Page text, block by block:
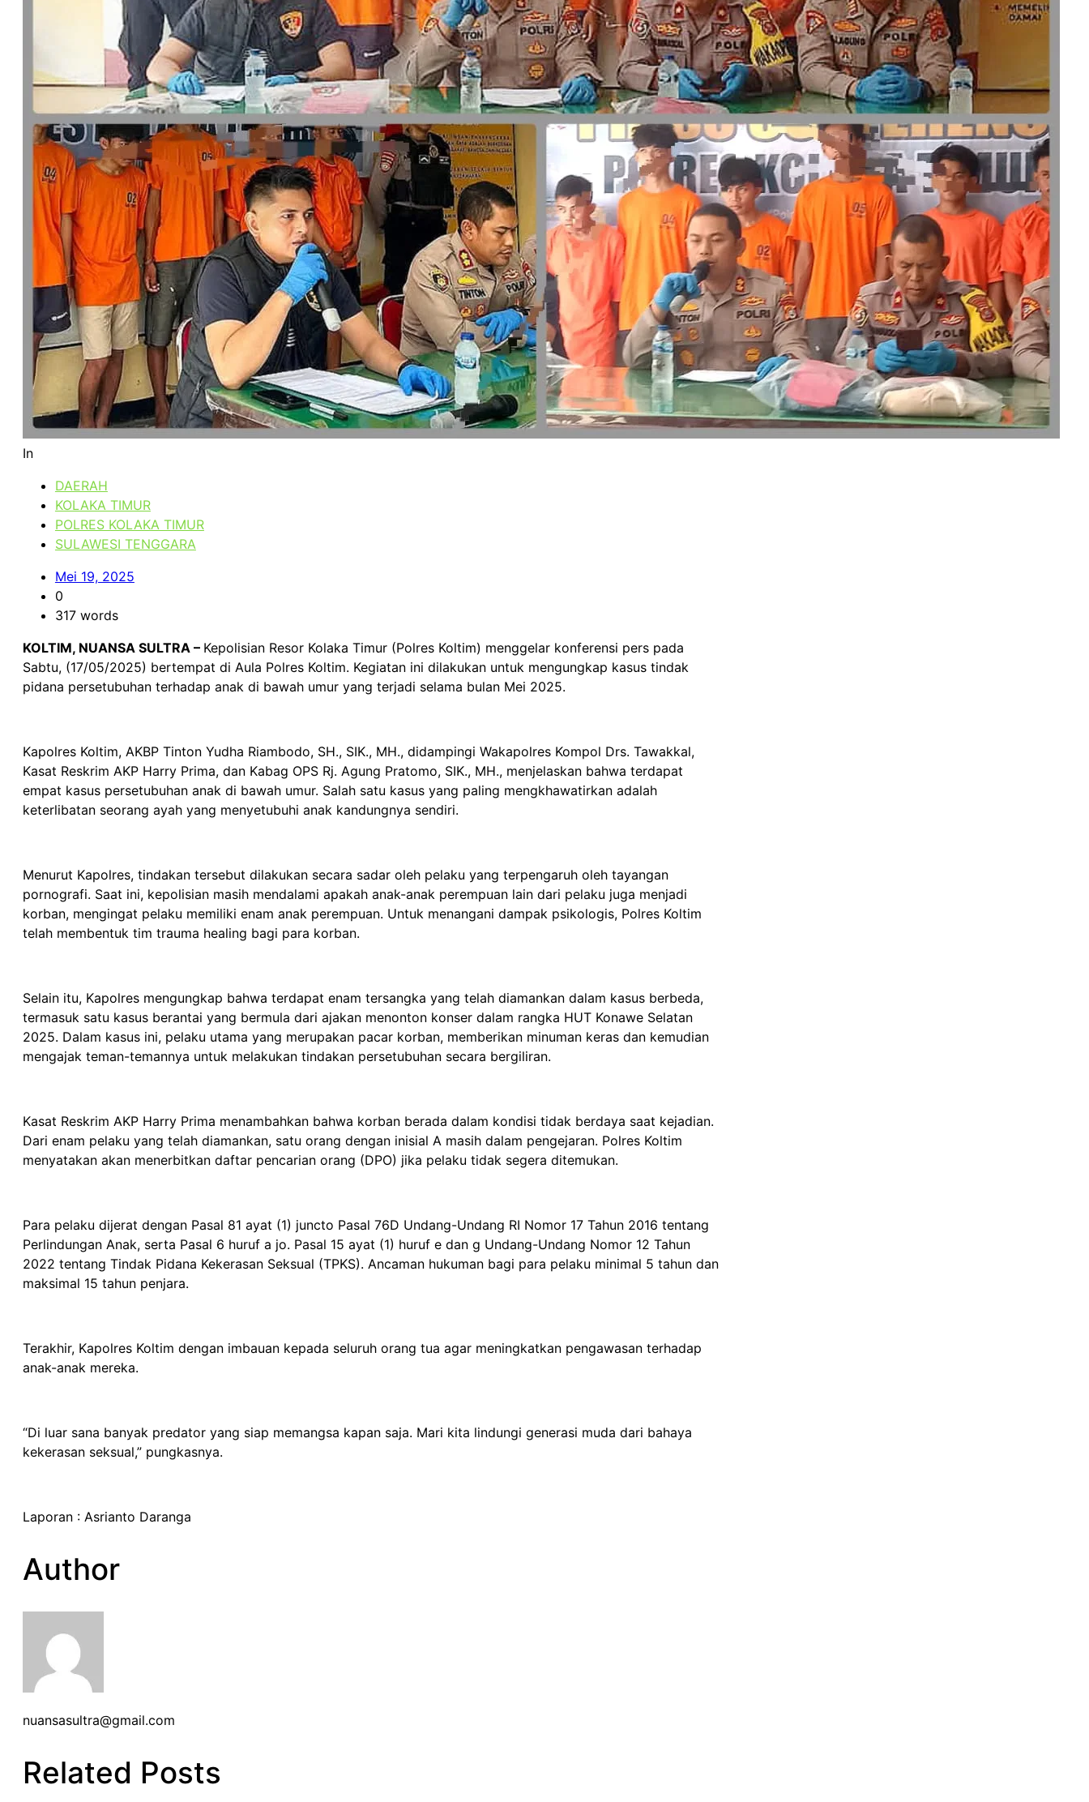
In
DAERAH
KOLAKA TIMUR
POLRES KOLAKA TIMUR
SULAWESI TENGGARA
Mei 19, 2025
0
317 words
KOLTIM, NUANSA SULTRA – Kepolisian Resor Kolaka Timur (Polres Koltim) menggelar konferensi pers pada
Sabtu, (17/05/2025) bertempat di Aula Polres Koltim. Kegiatan ini dilakukan untuk mengungkap kasus tindak
pidana persetubuhan terhadap anak di bawah umur yang terjadi selama bulan Mei 2025.
Kapolres Koltim, AKBP Tinton Yudha Riambodo, SH., SIK., MH., didampingi Wakapolres Kompol Drs. Tawakkal,
Kasat Reskrim AKP Harry Prima, dan Kabag OPS Rj. Agung Pratomo, SIK., MH., menjelaskan bahwa terdapat
empat kasus persetubuhan anak di bawah umur. Salah satu kasus yang paling mengkhawatirkan adalah
keterlibatan seorang ayah yang menyetubuhi anak kandungnya sendiri.
Menurut Kapolres, tindakan tersebut dilakukan secara sadar oleh pelaku yang terpengaruh oleh tayangan
pornografi. Saat ini, kepolisian masih mendalami apakah anak-anak perempuan lain dari pelaku juga menjadi
korban, mengingat pelaku memiliki enam anak perempuan. Untuk menangani dampak psikologis, Polres Koltim
telah membentuk tim trauma healing bagi para korban.
Selain itu, Kapolres mengungkap bahwa terdapat enam tersangka yang telah diamankan dalam kasus berbeda,
termasuk satu kasus berantai yang bermula dari ajakan menonton konser dalam rangka HUT Konawe Selatan
2025. Dalam kasus ini, pelaku utama yang merupakan pacar korban, memberikan minuman keras dan kemudian
mengajak teman-temannya untuk melakukan tindakan persetubuhan secara bergiliran.
Kasat Reskrim AKP Harry Prima menambahkan bahwa korban berada dalam kondisi tidak berdaya saat kejadian.
Dari enam pelaku yang telah diamankan, satu orang dengan inisial A masih dalam pengejaran. Polres Koltim
menyatakan akan menerbitkan daftar pencarian orang (DPO) jika pelaku tidak segera ditemukan.
Para pelaku dijerat dengan Pasal 81 ayat (1) juncto Pasal 76D Undang-Undang RI Nomor 17 Tahun 2016 tentang
Perlindungan Anak, serta Pasal 6 huruf a jo. Pasal 15 ayat (1) huruf e dan g Undang-Undang Nomor 12 Tahun
2022 tentang Tindak Pidana Kekerasan Seksual (TPKS). Ancaman hukuman bagi para pelaku minimal 5 tahun dan
maksimal 15 tahun penjara.
Terakhir, Kapolres Koltim dengan imbauan kepada seluruh orang tua agar meningkatkan pengawasan terhadap
anak-anak mereka.
“Di luar sana banyak predator yang siap memangsa kapan saja. Mari kita lindungi generasi muda dari bahaya
kekerasan seksual,” pungkasnya.
Laporan : Asrianto Daranga
Author
nuansasultra@gmail.com
Related Posts